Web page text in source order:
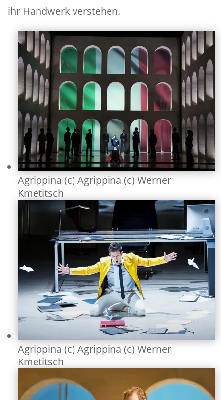
ihr Handwerk verstehen.
Agrippina (c) Agrippina (c) Werner
Kmetitsch
Agrippina (c) Agrippina (c) Werner
Kmetitsch